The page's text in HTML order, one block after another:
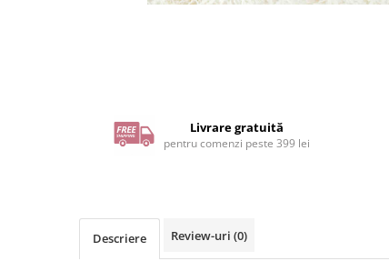
Livrare gratuită
pentru comenzi peste 399 lei
Descriere Review-uri (0)